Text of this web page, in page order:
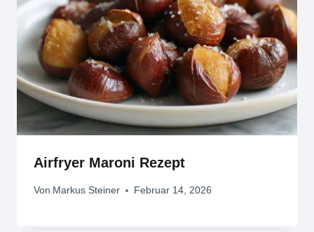
Airfryer Maroni Rezept
Von Markus Steiner Februar 14, 2026